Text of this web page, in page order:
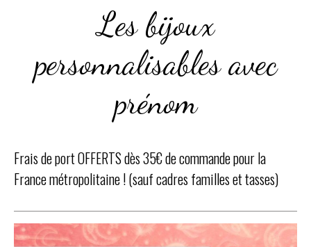
Les bijoux
personnalisables avec
prénom
Frais de port OFFERTS dès 35€ de commande pour la
France métropolitaine ! (sauf cadres familles et tasses)